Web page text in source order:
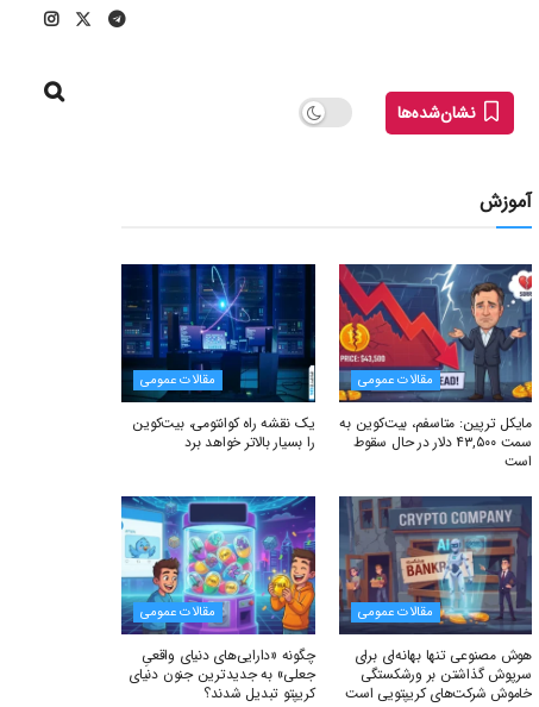
نشان‌شده‌ها
آموزش
مقالات عمومی
مایکل ترپین: متاسفم، بیت‌کوین به
سمت ۴۳,۵۰۰ دلار در حال سقوط
است
مقالات عمومی
یک نقشه راه کوانتومی، بیت‌کوین
را بسیار بالاتر خواهد برد
مقالات عمومی
هوش مصنوعی تنها بهانه‌ای برای
سرپوش گذاشتن بر ورشکستگی
خاموش شرکت‌های کریپتویی است
مقالات عمومی
چگونه «دارایی‌های دنیای واقعیِ
جعلی» به جدیدترین جنون دنیای
کریپتو تبدیل شدند؟